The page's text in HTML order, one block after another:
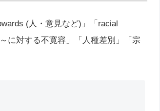
(人・意見など)」「racial
に対する不寛容」「人種差別」「宗